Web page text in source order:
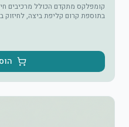
קומפלקס מתקדם הכולל מרכיבים
בתוספת קרום קליפת ביצה, לחיזוק